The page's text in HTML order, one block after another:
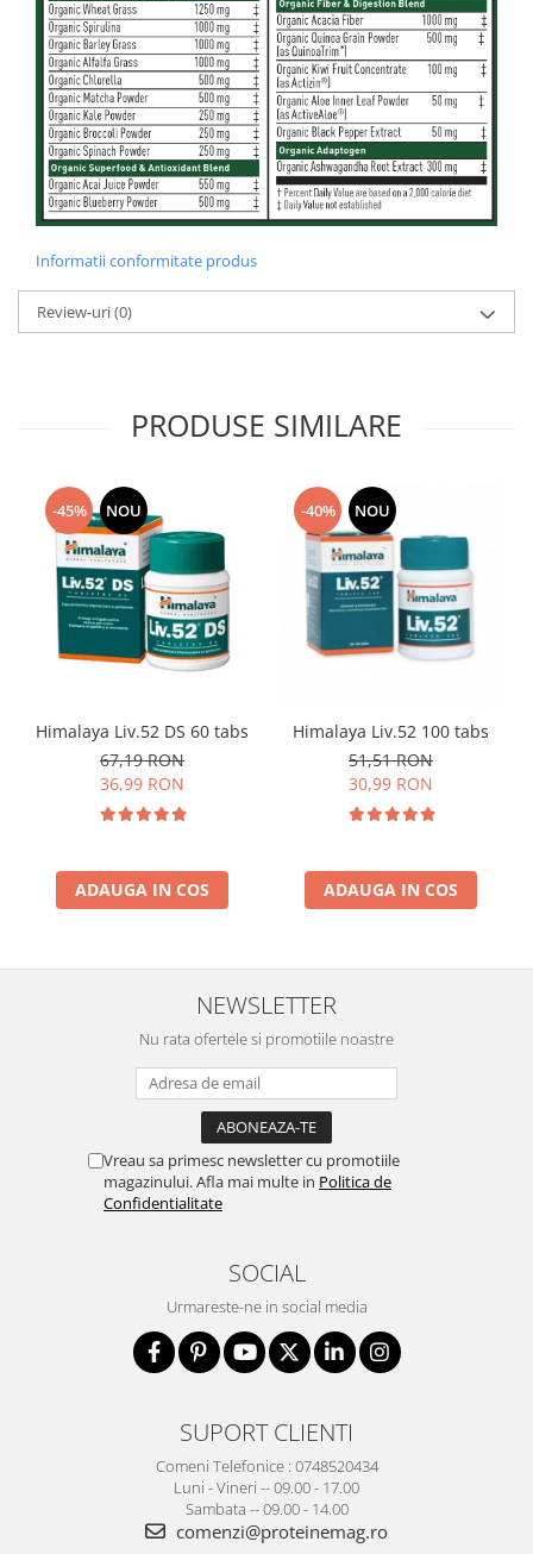
Informatii conformitate produs
Review-uri(0)
PRODUSE SIMILARE
-45% NOU
Himalaya Liv.52 DS 60 tabs
67,19 RON
36,99 RON
ADAUGA IN COS
-40% NOU
Himalaya Liv.52 100 tabs
51,51 RON
30,99 RON
ADAUGA IN COS
NEWSLETTER
Nu rata ofertele si promotiile noastre
Vreau sa primesc newsletter cu promotiile
magazinului. Afla mai multe in Politica de
Confidentialitate
SOCIAL
Urmareste-ne in social media
SUPORT CLIENTI
Comeni Telefonice : 0748520434
Luni - Vineri -- 09.00 - 17.00
Sambata -- 09.00 - 14.00
comenzi@proteinemag.ro